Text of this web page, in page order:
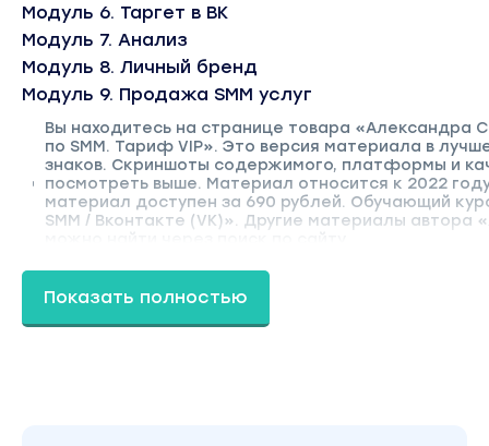
Модуль 6. Таргет в ВК
Модуль 7. Анализ
Модуль 8. Личный бренд
Модуль 9. Продажа SMM услуг
Вы находитесь на странице товара «Александра
по SMM. Тариф VIP». Это версия материала в
знаков. Скриншоты содержимого, платформы и
посмотреть выше. Материал относится к 2022
материал доступен за 690 рублей. Обучающий
SMM / Вконтакте (VK)». Другие материалы автора
Показать полностью